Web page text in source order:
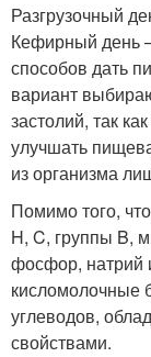
Разгрузочный
Кефирный день
способов дать
вариант
застолий, так
улучшать
из организма
Помимо того,
H, C, группы B,
фосфор, натрий
кисломолочные
углеводов,
свойствами.